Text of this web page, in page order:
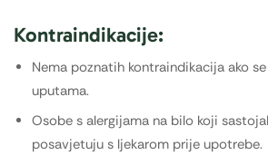
Kontraindikacije:
Nema poznatih kontraindikacija ako
uputama.
Osobe s alergijama na bilo koji
posavjetuju s ljekarom prije upotrebe.